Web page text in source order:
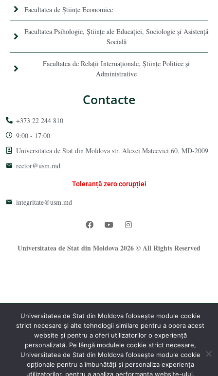
Facultatea de Științe Economice
Facultatea Psihologie, Ştiinţe ale Educaţiei, Sociologie și Asistență
Socială
Facultatea de Relaţii Internaţionale, Ştiinţe Politice şi
Administrative
Contacte
+373 22 244 810
9:00 - 17:00
Universitatea de Stat din Moldova str. Alexei Mateevici 60, MD-2009
rector@usm.md
Toleranță zero corupției
integritate@usm.md
Universitatea de Stat din Moldova 2026 © All Rights Reserved
Oficiul Programare Web al USM®
Universitatea de Stat din Moldova folosește module cookie
strict necesare și alte tehnologii similare pentru a opera acest
website și pentru a oferi utilizatorilor o experiență
personalizată. Pe lângă modulele cookie strict necesare,
Universitatea de Stat din Moldova folosește module cookie
opționale pentru a îmbunătăți și personaliza experiența
utilizatorilor, pentru a analiza performanța website-ului.